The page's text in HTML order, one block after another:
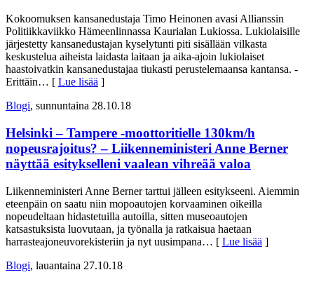
Kokoomuksen kansanedustaja Timo Heinonen avasi Allianssin
Politiikkaviikko Hämeenlinnassa Kaurialan Lukiossa. Lukiolaisille
järjestetty kansanedustajan kyselytunti piti sisällään vilkasta
keskustelua aiheista laidasta laitaan ja aika-ajoin lukiolaiset
haastoivatkin kansanedustajaa tiukasti perustelemaansa kantansa. -
Erittäin… [ Lue lisää ]
Blogi, sunnuntaina 28.10.18
Helsinki – Tampere -moottoritielle 130km/h
nopeusrajoitus? – Liikenneministeri Anne Berner
näyttää esitykselleni vaalean vihreää valoa
Liikenneministeri Anne Berner tarttui jälleen esitykseeni. Aiemmin
eteenpäin on saatu niin mopoautojen korvaaminen oikeilla
nopeudeltaan hidastetuilla autoilla, sitten museoautojen
katsastuksista luovutaan, ja työnalla ja ratkaisua haetaan
harrasteajoneuvorekisteriin ja nyt uusimpana… [ Lue lisää ]
Blogi, lauantaina 27.10.18